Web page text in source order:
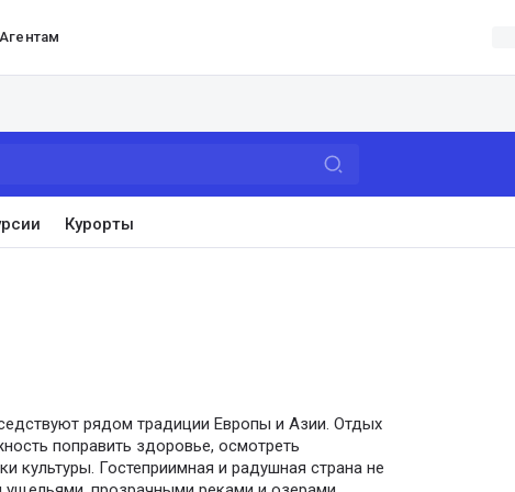
Агентам
Курорты
рядом традиции Европы и Азии. Отдых
поправить здоровье, осмотреть
культуры. Гостеприимная и радушная страна не